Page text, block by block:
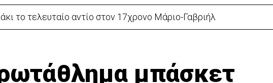
το τελευταίο αντίο στον 17χρονο Μάριο-Γαβριήλ
μπάσκετ